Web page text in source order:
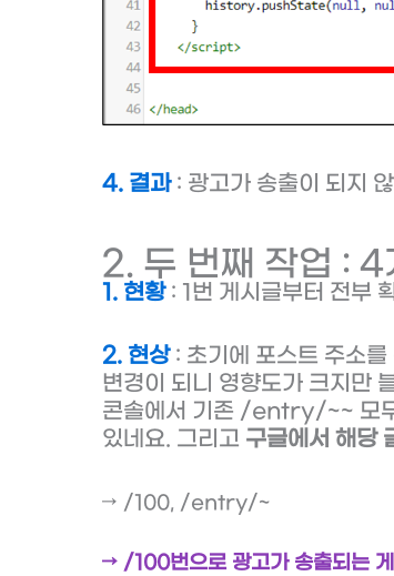
4. 결과: 광고가 송출이 되지
2. 두 번째 작업 :
1. 현황: 1번 게시글부터 전부
2. 현상: 초기에 포스트 주소를
변경이 되니 영향도가 크지만
콘솔에서 기존 /entry/~~ 모두
있네요. 그리고 구글에서 해당
→ /100, /entry/~
→ /100번으로 광고가 송출되는